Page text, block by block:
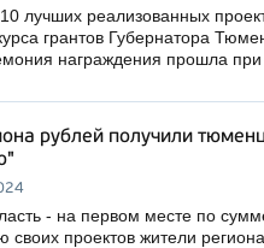
лучших реализованных
грантов Губернатора
награждения прошла
рублей получили
- на первом месте по
своих проектов жители